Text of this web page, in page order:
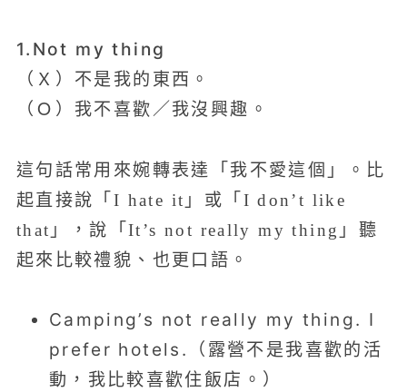
1.Not my thing
（Ｘ）不是我的東西。
（Ｏ）我不喜歡／我沒興趣。
這句話常用來婉轉表達「我不愛這個」。比
起直接說「I hate it」或「I don’t like
that」，說「It’s not really my thing」聽
起來比較禮貌、也更口語。
Camping’s not really my thing. I
prefer hotels.（露營不是我喜歡的活
動，我比較喜歡住飯店。）